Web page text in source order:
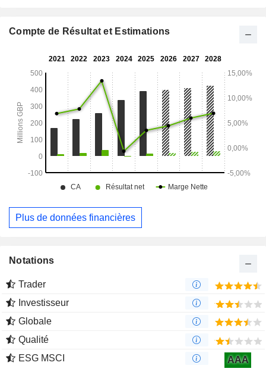
de nouveaux produits comportementaux, tels que YouGov
en continu plus de 16 indicateurs fondamentaux. Les
suivi régulier des tendances d’achat pour les segments de
consommateurs, les marques, entre autres.
Compte de Résultat et Estimations
Plus de données financières
Notations
Trader
Investisseur
Globale
Qualité
ESG MSCI
AAA